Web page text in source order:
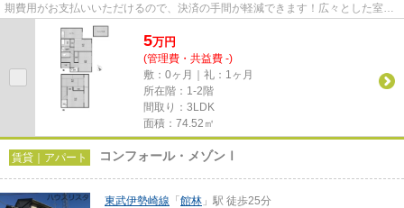
期費用がお支払いいただけるので、決済の手間が軽減できます！広々とした室内
のある一戸建て物件はこちら...
5万円
(管理費・共益費 -)
敷：0ヶ月｜礼：1ヶ月
所在階：1-2階
間取り：3LDK
面積：74.52㎡
賃貸｜アパート コンフォール・メゾンⅠ
東武伊勢崎線 「 館林 」駅 徒歩25分